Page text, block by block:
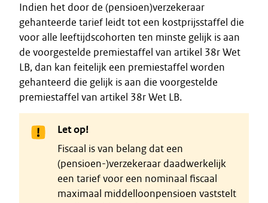
Indien het door de (pensioen)verzekeraar
gehanteerde tarief leidt tot een kostprijsstaffel die
voor alle leeftijdscohorten ten minste gelijk is aan
de voorgestelde premiestaffel van artikel 38r Wet
LB, dan kan feitelijk een premiestaffel worden
gehanteerd die gelijk is aan die voorgestelde
premiestaffel van artikel 38r Wet LB.
Let op!
Fiscaal is van belang dat een
(pensioen-)verzekeraar daadwerkelijk
een tarief voor een nominaal fiscaal
maximaal middelloonpensioen vaststelt